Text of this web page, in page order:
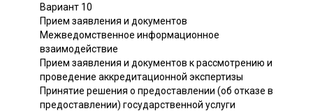
Вариант 10
Прием заявления и документов
Межведомственное информационное
взаимодействие
Прием заявления и документов к рассмотрению и
проведение аккредитационной экспертизы
Принятие решения о предоставлении (об отказе в
предоставлении) государственной услуги